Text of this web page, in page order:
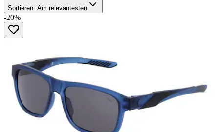
Sortieren: Am relevantesten
-20%